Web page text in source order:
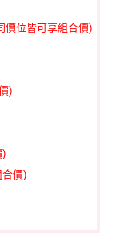
價位皆可享組合價)
)
)
合價)